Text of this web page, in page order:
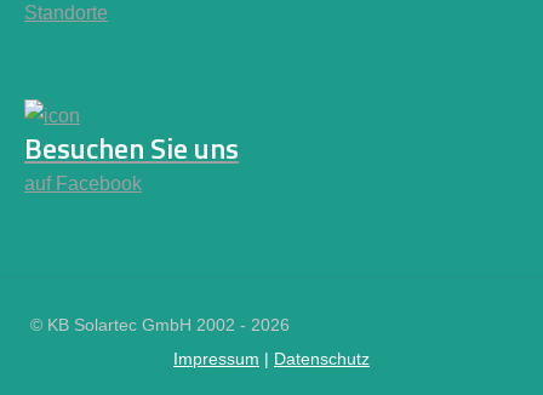
Standorte
Besuchen Sie uns
auf Facebook
© KB Solartec GmbH 2002 - 2026
Impressum | Datenschutz